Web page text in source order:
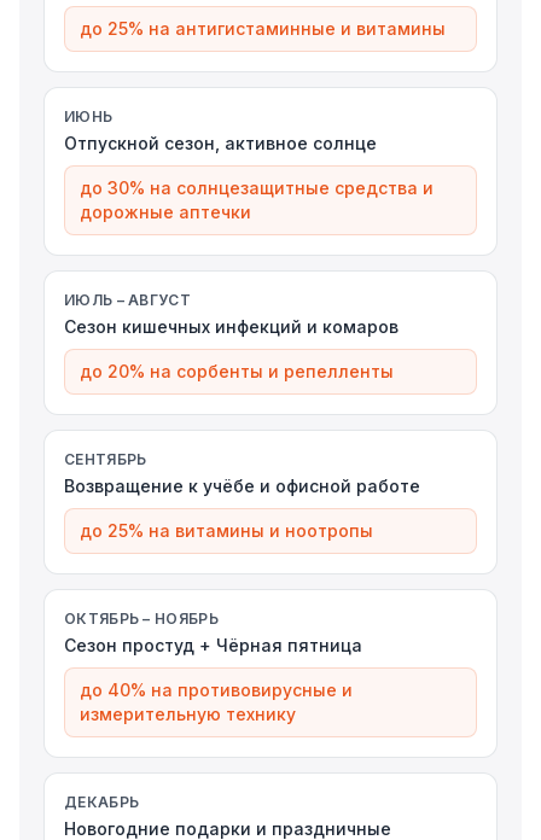
до 25% на антигистаминные и витамины
ИЮНЬ
Отпускной сезон, активное солнце
до 30% на солнцезащитные средства и
дорожные аптечки
ИЮЛЬ – АВГУСТ
Сезон кишечных инфекций и комаров
до 20% на сорбенты и репелленты
СЕНТЯБРЬ
Возвращение к учёбе и офисной работе
до 25% на витамины и ноотропы
ОКТЯБРЬ – НОЯБРЬ
Сезон простуд + Чёрная пятница
до 40% на противовирусные и
измерительную технику
ДЕКАБРЬ
Новогодние подарки и праздничные